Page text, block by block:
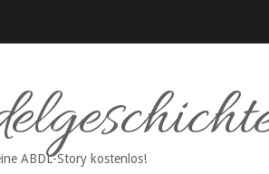
ABDL-Story kostenlos!